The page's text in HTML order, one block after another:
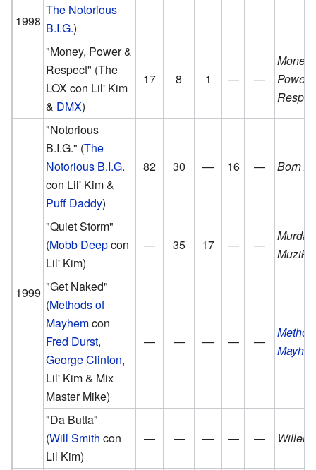
1998
The Notorious
B.I.G.)
"Money, Power &
Respect" (The
LOX con Lil' Kim
& DMX)
17 8 1 — —
Money,
Power
1999
"Notorious
B.I.G." (The
Notorious B.I.G.
con Lil' Kim &
Puff Daddy)
82 30 — 16 — Born
"Quiet Storm"
(Mobb Deepcon
Lil' Kim)
— 35 17 — —
Murda
Muzik
"Get Naked"
(Methods of
Mayhemcon
Fred Durst,
George Clinton,
Lil' Kim & Mix
Master Mike)
— — — — —
"Da Butta"
(Will Smith con
Lil Kim)
— — — — —